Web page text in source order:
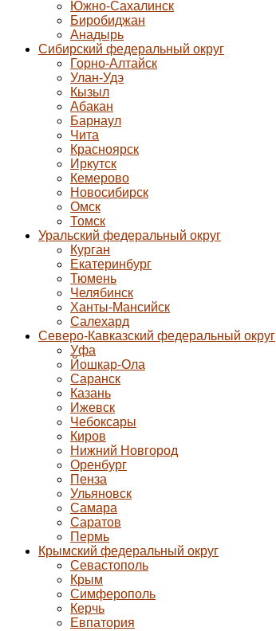
Южно-Сахалинск
Биробиджан
Анадырь
Сибирский федеральный округ
Горно-Алтайск
Улан-Удэ
Кызыл
Абакан
Барнаул
Чита
Красноярск
Иркутск
Кемерово
Новосибирск
Омск
Томск
Уральский федеральный округ
Курган
Екатеринбург
Тюмень
Челябинск
Ханты-Мансийск
Салехард
Северо-Кавказский федеральный округ
Уфа
Йошкар-Ола
Саранск
Казань
Ижевск
Чебоксары
Киров
Нижний Новгород
Оренбург
Пенза
Ульяновск
Самара
Саратов
Пермь
Крымский федеральный округ
Севастополь
Крым
Симферополь
Керчь
Евпатория